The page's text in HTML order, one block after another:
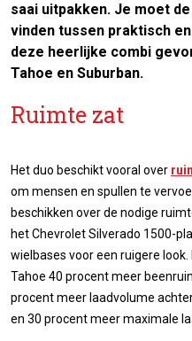
saai uitpakken. Je moet
vinden tussen praktisch
deze heerlijke combi
Tahoe en Suburban.
Ruimte zat
Het duo beschikt vooral over
om mensen en spullen te
beschikken over de nodige
het Chevrolet Silverado 1500-
wielbases voor een ruigere
Tahoe 40 procent meer
procent meer laadvolume
en 30 procent meer maximale